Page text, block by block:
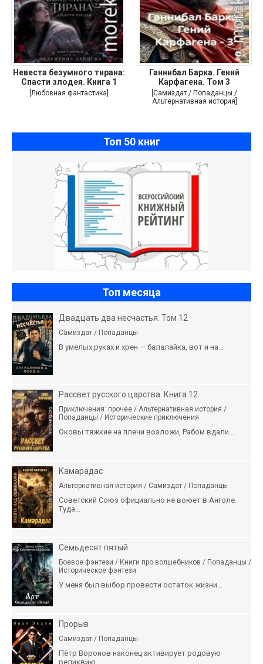
Невеста безумного тирана:
Спасти злодея. Книга 1
[Любовная фантастика]
Ганнибал Барка. Гений
Карфагена. Том 3
[Самиздат / Попаданцы /
Альтернативная история]
Топ 50 книг
Топ месяца
Двадцать два несчастья. Том 12
Самиздат / Попаданцы
В умелых руках и хрен — балалайка, вот и на...
Рассвет русского царства. Книга 12
Приключения: прочее / Альтернативная история /
Попаданцы / Исторические приключения
Оковы тяжкие на плечи возложи, Рабом вдали...
Камарадас
Альтернативная история / Самиздат / Попаданцы
Советский Союз официально не воюет в Анголе.
Туда...
Семьдесят пятый
Боевое фэнтези / Книги про волшебников / Попаданцы /
Историческое фэнтези
У меня был выбор провести остаток жизни...
Прорыв
Самиздат / Попаданцы
Пётр Воронов наконец активирует родовую
реликвию...